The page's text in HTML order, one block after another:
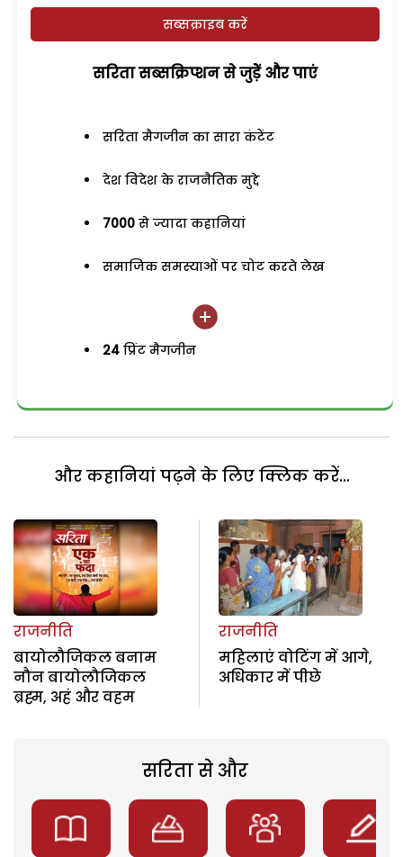
सब्सक्राइब करें
सरिता सब्सक्रिप्शन से जुड़ेें और पाएं
सरिता मैगजीन का सारा कंटेंट
देश विदेश के राजनैतिक मुद्दे
7000 से ज्यादा कहानियां
समाजिक समस्याओं पर चोट करते लेख
24 प्रिंट मैगजीन
और कहानियां पढ़ने के लिए क्लिक करें...
राजनीति
बायोलौजिकल बनाम
नौन बायोलौजिकल
ब्रह्म, अहं और वहम
राजनीति
महिलाएं वोटिंग में आगे,
अधिकार में पीछे
सरिता से और